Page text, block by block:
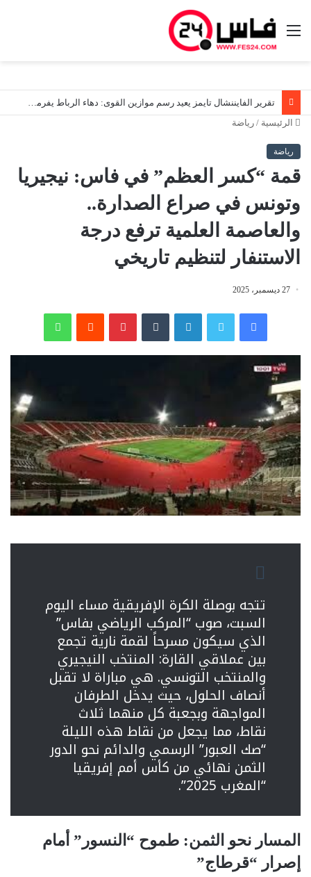
القائمة
بنكيران يصعّد و يدفع الى إسقاط أخنوش.. أزمة سبتة تتحول إلى وقود لمعركة سياسية مبكرة
الرئيسية / رياضة
رياضة
قمة “كسر العظم” في فاس: نيجيريا
وتونس في صراع الصدارة..
والعاصمة العلمية ترفع درجة
الاستنفار لتنظيم تاريخي
27 ديسمبر، 2025
فيسبوك لينكدإن بينتيريست
تتجه بوصلة الكرة الإفريقية مساء اليوم
السبت، صوب “المركب الرياضي بفاس”
الذي سيكون مسرحاً لقمة نارية تجمع
بين عملاقي القارة: المنتخب النيجيري
والمنتخب التونسي. هي مباراة لا تقبل
أنصاف الحلول، حيث يدخل الطرفان
المواجهة وبجعبة كل منهما ثلاث
نقاط، مما يجعل من نقاط هذه الليلة
“صك العبور” الرسمي والدائم نحو الدور
الثمن نهائي من كأس أمم إفريقيا
“المغرب 2025”.
المسار نحو الثمن: طموح “النسور” أمام
إصرار “قرطاج”